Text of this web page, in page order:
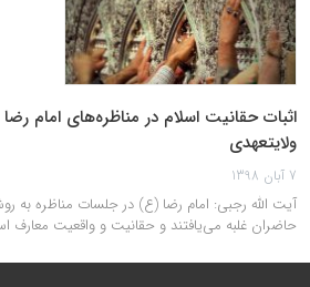
اثبات حقانیت اسلام در مناظره‌های امام
ولایتعهدی
7 آبان 1398
آیت الله رجبی: امام رضا (ع) در جلسات مناظره به
حاضران غلبه می‌‏‌یافتند و حقانیت و واقعیت معارف